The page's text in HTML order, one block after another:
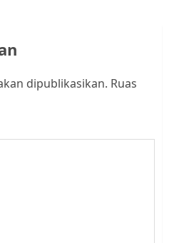
dipublikasikan. Ruas